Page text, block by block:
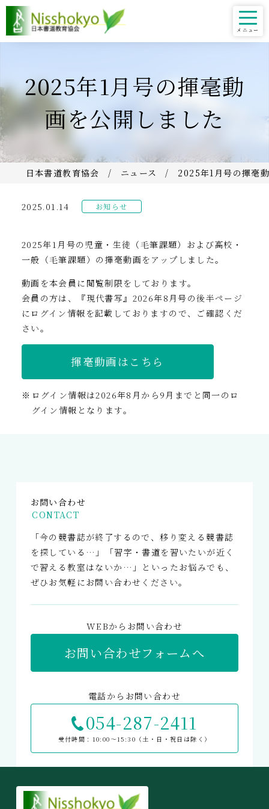
2025年1月号の揮毫動
画を公開しました
日本書道教育協会 ニュース 2025年1月号の揮毫
2025.01.14 お知らせ
2025年1月号の児童・生徒（毛筆課題）および高校・
一般（毛筆課題）の揮毫動画をアップしました。
動画を本会員に閲覧制限をしております。
会員の方は、『現代書写』2026年8月号の後半ページ
にログイン情報を記載しておりますので、ご確認くだ
さい。
揮毫動画はこちら
ログイン情報は2026年8月から9月までと同一のロ
グイン情報となります。
お問い合わせ
CONTACT
「今の競書誌が終了するので、移り変える競書誌
を探している…」「習字・書道を習いたいが近く
で習える教室はないか…」といったお悩みでも、
ぜひお気軽にお問い合わせください。
WEBからお問い合わせ
お問い合わせフォームへ
電話からお問い合わせ
054-287-2411
受付時間：10:00〜15:30（土・日・祝日は除く）